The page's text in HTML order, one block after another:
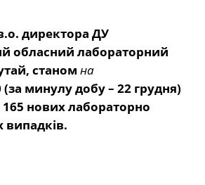
директора ДУ
обласний лабораторний
станом на
(за минулу добу – 22 грудня)
нових лабораторно
випадків.